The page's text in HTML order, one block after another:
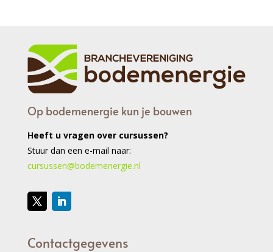
Op bodemenergie kun je bouwen
Heeft u vragen over cursussen?
Stuur dan een e-mail naar:
cursussen@bodemenergie.nl
Contactgegevens